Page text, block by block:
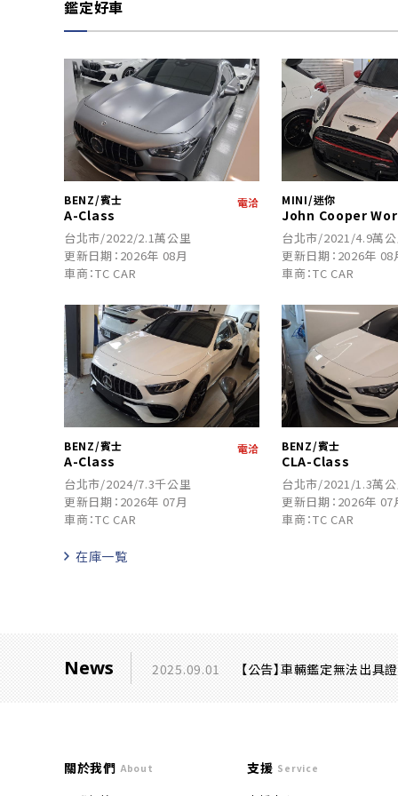
鑑定好車
BENZ/賓士
A-Class
電洽
台北市/2022/2.1萬公里
更新日期：2026年 08月
車商：TC CAR
MINI/迷你
John Cooper
台北市/2021/4.9萬
更新日期：2026年 08
車商：TC CAR
BENZ/賓士
A-Class
電洽
台北市/2024/7.3千公里
更新日期：2026年 07月
車商：TC CAR
BENZ/賓士
CLA-Class
台北市/2021/1.3萬
更新日期：2026年 07
車商：TC CAR
在庫一覧
News 2025.09.01 【公告】車輛鑑定無法出具
關於我們 About 支援 Service